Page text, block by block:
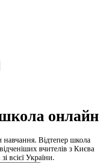
онлайн
навчання. Відтепер школа
вчителів з Києва
всієї України.